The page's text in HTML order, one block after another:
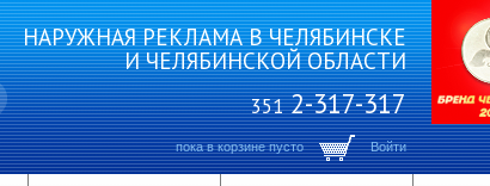
НАРУЖНАЯ РЕКЛАМА В ЧЕЛЯБИНСКЕ
И ЧЕЛЯБИНСКОЙ ОБЛАСТИ
3512-317-317
пока в корзине пусто Войти